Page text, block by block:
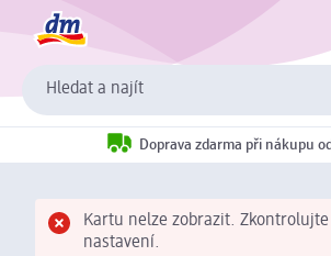
Hledat a najít
Doprava zdarma při nákupu
Kartu nelze zobrazit.
nastavení.